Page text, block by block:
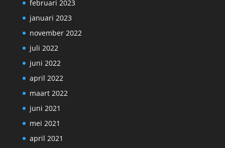
februari 2023
januari 2023
november 2022
juli 2022
juni 2022
april 2022
maart 2022
juni 2021
mei 2021
april 2021